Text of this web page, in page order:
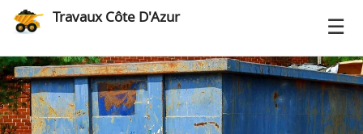
Travaux Côte D'Azur